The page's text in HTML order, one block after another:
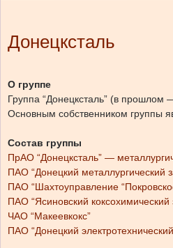
Донецксталь
О группе
Группа “Донецксталь” (в прошлом
Основным собственником группы
Состав группы
ПрАО “Донецксталь” —
ПАО “Донецкий металлургический
ПАО “Шахтоуправление
ПАО “Ясиновский коксохимический
ЧАО “Макеевкокс”
ПАО “Донецкий